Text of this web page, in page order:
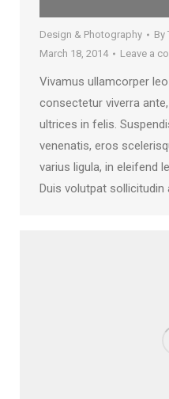
Design & Photography By
March 18, 2014
Leave a
Vivamus ullamcorper
consectetur viverra
ultrices in felis.
venenatis, eros
varius ligula, in eleifend
Duis volutpat sollicitudin